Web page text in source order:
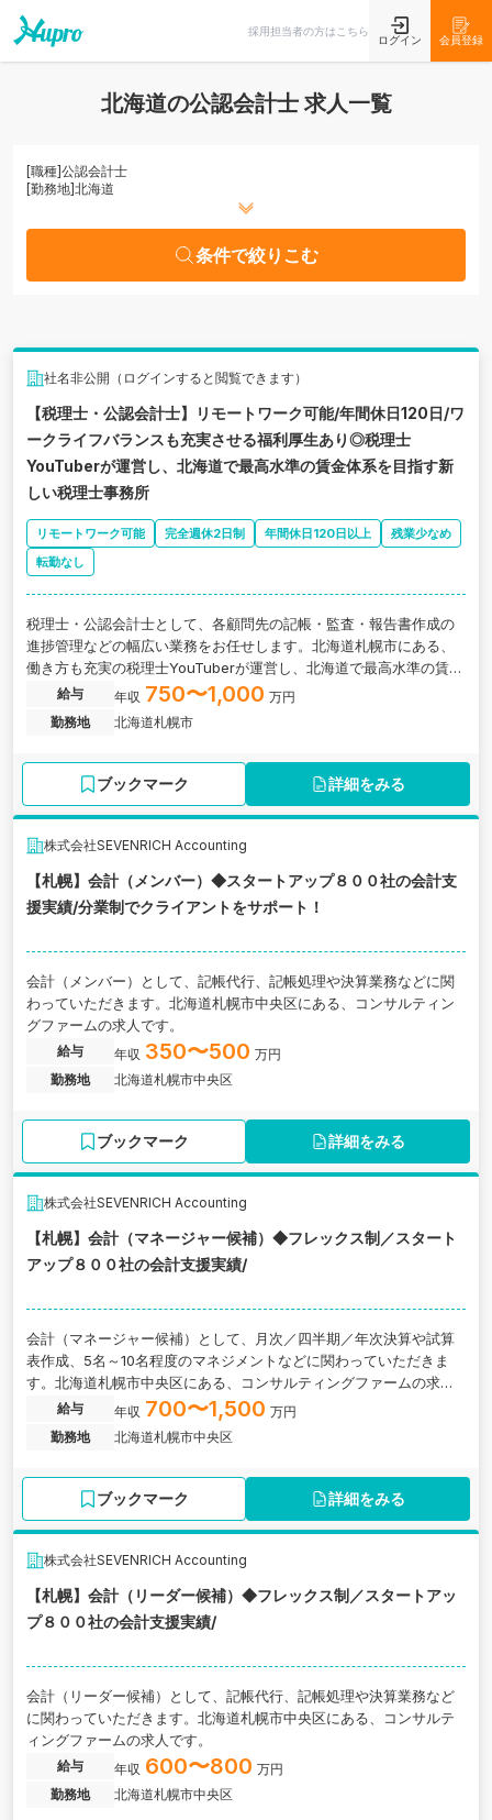
採用担当者の方はこちら
ログイン 会員登録
北海道の公認会計士 求人一覧
[職種]公認会計士
[勤務地]北海道
条件で絞りこむ
社名非公開（ログインすると閲覧できます）
【税理士・公認会計士】リモートワーク可能/年間休日120日/ワ
ークライフバランスも充実させる福利厚生あり◎税理士
YouTuberが運営し、北海道で最高水準の賃金体系を目指す新
しい税理士事務所
リモートワーク可能 完全週休2日制 年間休日120日以上
残業少なめ
転勤なし
税理士・公認会計士として、各顧問先の記帳・監査・報告書作成の
進捗管理などの幅広い業務をお任せします。北海道札幌市にある、
働き方も充実の税理士YouTuberが運営し、北海道で最高水準の賃金
体系を目指す新しい税理士事務所の求人です。
給与 年収 750〜1,000 万円
勤務地
北海道札幌市
ブックマーク 詳細をみる
株式会社SEVENRICH Accounting
【札幌】会計（メンバー）◆スタートアップ８００社の会計支
援実績/分業制でクライアントをサポート！
会計（メンバー）として、記帳代行、記帳処理や決算業務などに関
わっていただきます。北海道札幌市中央区にある、コンサルティン
グファームの求人です。
給与 年収 350〜500 万円
勤務地
北海道札幌市中央区
ブックマーク 詳細をみる
株式会社SEVENRICH Accounting
【札幌】会計（マネージャー候補）◆フレックス制／スタート
アップ８００社の会計支援実績/
会計（マネージャー候補）として、月次／四半期／年次決算や試算
表作成、5名～10名程度のマネジメントなどに関わっていただきま
す。北海道札幌市中央区にある、コンサルティングファームの求人
です。給与 年収 700〜1,500 万円
勤務地
北海道札幌市中央区
ブックマーク 詳細をみる
株式会社SEVENRICH Accounting
【札幌】会計（リーダー候補）◆フレックス制／スタートアッ
プ８００社の会計支援実績/
会計（リーダー候補）として、記帳代行、記帳処理や決算業務など
に関わっていただきます。北海道札幌市中央区にある、コンサルテ
ィングファームの求人です。
給与 年収 600〜800 万円
勤務地
北海道札幌市中央区